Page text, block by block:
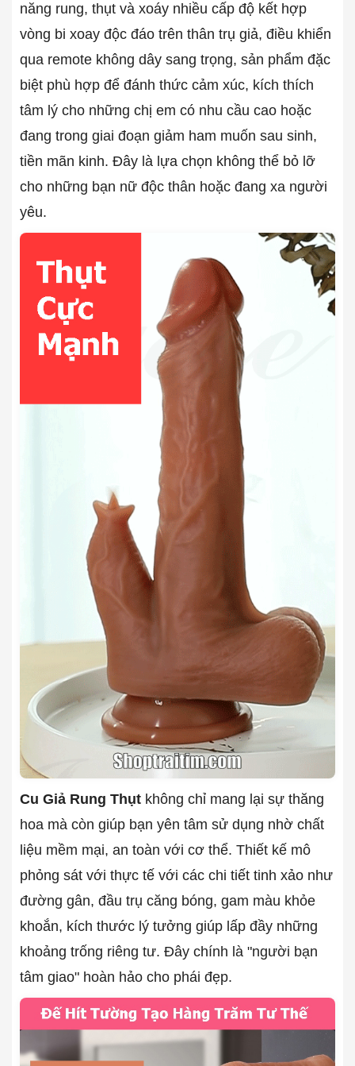
năng rung, thụt và xoáy nhiều cấp độ kết hợp
vòng bi xoay độc đáo trên thân trụ giả, điều khiển
qua remote không dây sang trọng, sản phẩm đặc
biệt phù hợp để đánh thức cảm xúc, kích thích
tâm lý cho những chị em có nhu cầu cao hoặc
đang trong giai đoạn giảm ham muốn sau sinh,
tiền mãn kinh. Đây là lựa chọn không thể bỏ lỡ
cho những bạn nữ độc thân hoặc đang xa người
yêu.
Cu Giả Rung Thụt không chỉ mang lại sự thăng
hoa mà còn giúp bạn yên tâm sử dụng nhờ chất
liệu mềm mại, an toàn với cơ thể. Thiết kế mô
phỏng sát với thực tế với các chi tiết tinh xảo như
đường gân, đầu trụ căng bóng, gam màu khỏe
khoắn, kích thước lý tưởng giúp lấp đầy những
khoảng trống riêng tư. Đây chính là "người bạn
tâm giao" hoàn hảo cho phái đẹp.